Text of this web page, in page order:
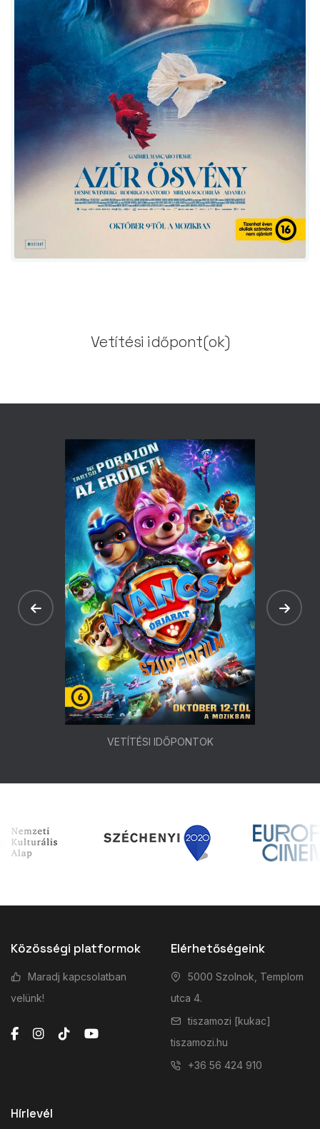
Vetítési időpont(ok)
VETÍTÉSI IDŐPONTOK
Közösségi platformok
Maradj kapcsolatban
velünk!
Elérhetőségeink
5000 Szolnok, Templom
utca 4.
tiszamozi [kukac]
tiszamozi.hu
+36 56 424 910
Hírlevél